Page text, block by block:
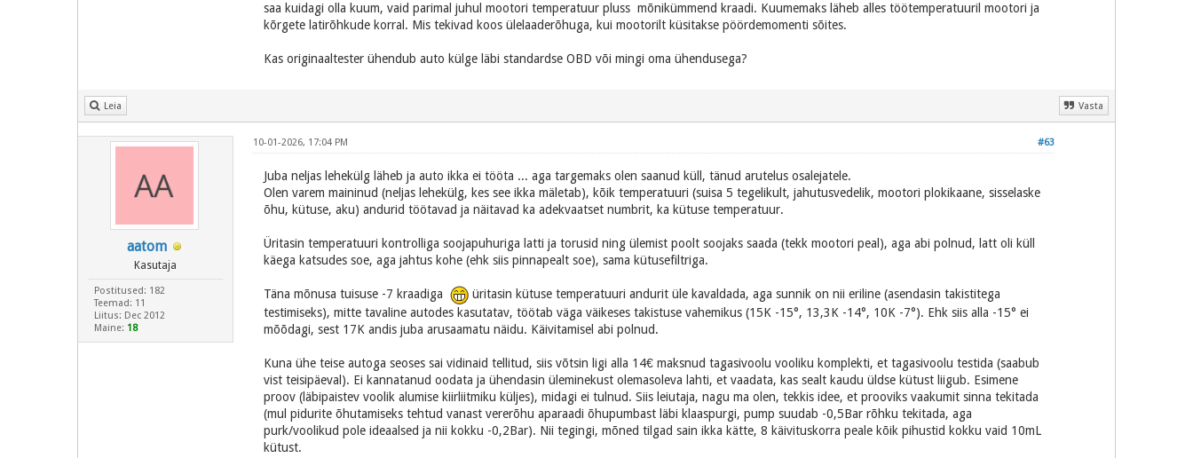
saa kuidagi olla kuum, vaid parimal juhul mootori temperatuur pluss mõnikümmend kraadi. Kuumemaks läheb alles töötemperatuuril mootori ja
kõrgete latirõhkude korral. Mis tekivad koos ülelaaderõhuga, kui mootorilt küsitakse pöördemomenti sõites.
Kas originaaltester ühendub auto külge läbi standardse OBD või mingi oma ühendusega?
Leia Vasta
aatom
Kasutaja
Postitused: 182
Teemad: 11
Liitus: Dec 2012
Maine: 18
#63
10-01-2026, 17:04 PM
Juba neljas lehekülg läheb ja auto ikka ei tööta ... aga targemaks olen saanud küll, tänud arutelus osalejatele.
Olen varem maininud (neljas lehekülg, kes see ikka mäletab), kõik temperatuuri (suisa 5 tegelikult, jahutusvedelik, mootori plokikaane, sisselaske
õhu, kütuse, aku) andurid töötavad ja näitavad ka adekvaatset numbrit, ka kütuse temperatuur.
Üritasin temperatuuri kontrolliga soojapuhuriga latti ja torusid ning ülemist poolt soojaks saada (tekk mootori peal), aga abi polnud, latt oli küll
käega katsudes soe, aga jahtus kohe (ehk siis pinnapealt soe), sama kütusefiltriga.
Täna mõnusa tuisuse -7 kraadiga
üritasin kütuse temperatuuri andurit üle kavaldada, aga sunnik on nii eriline (asendasin takistitega
testimiseks), mitte tavaline autodes kasutatav, töötab väga väikeses takistuse vahemikus (15K -15°, 13,3K -14°, 10K -7°). Ehk siis alla -15° ei
mõõdagi, sest 17K andis juba arusaamatu näidu. Käivitamisel abi polnud.
Kuna ühe teise autoga seoses sai vidinaid tellitud, siis võtsin ligi alla 14€ maksnud tagasivoolu vooliku komplekti, et tagasivoolu testida (saabub
vist teisipäeval). Ei kannatanud oodata ja ühendasin üleminekust olemasoleva lahti, et vaadata, kas sealt kaudu üldse kütust liigub. Esimene
proov (läbipaistev voolik alumise kiirliitmiku küljes), midagi ei tulnud. Siis leiutaja, nagu ma olen, tekkis idee, et prooviks vaakumit sinna tekitada
(mul pidurite õhutamiseks tehtud vanast vererõhu aparaadi õhupumbast läbi klaaspurgi, pump suudab -0,5Bar rõhku tekitada, aga
purk/voolikud pole ideaalsed ja nii kokku -0,2Bar). Nii tegingi, mõned tilgad sain ikka kätte, 8 käivituskorra peale kõik pihustid kokku vaid 10mL
kütust.